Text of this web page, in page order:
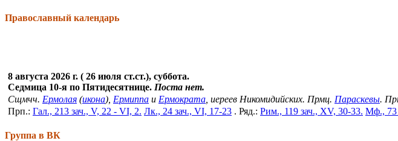
Православный календарь
8 августа 2026 г. ( 26 июля ст.ст.), суббота.
Седмица 10-я по Пятидесятнице. Поста нет.
Сщмчч. Ермолая (икона), Ермиппа и Ермократа , иереев Никомидийских. Прмц. Параскевы.
Прп.: Гал., 213 зач., V, 22 - VI, 2. Лк., 24 зач., VI, 17-23 . Ряд.: Рим., 119 зач., XV, 30-33. Мф., 73
Группа в ВК